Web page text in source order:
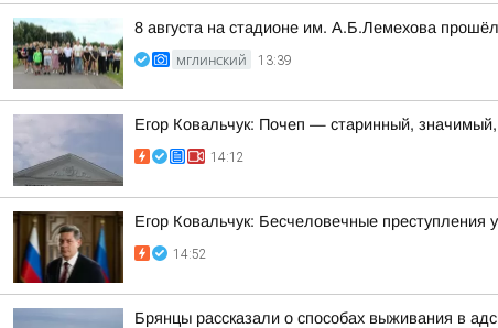
8 августа на стадионе им. А.Б.Лемехова
МГЛИНСКИЙ 13:39
Егор Ковальчук: Почеп — старинный,
14:12
Егор Ковальчук: Бесчеловечные преступления
14:52
Брянцы рассказали о способах выживания в